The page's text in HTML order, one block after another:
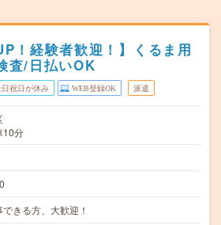
！経験者歓迎！】くるま用
査/日払いOK
日祝日が休み WEB登録OK 派遣
10分
きる方、大歓迎！